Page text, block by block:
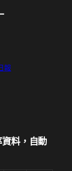
報
料，自動